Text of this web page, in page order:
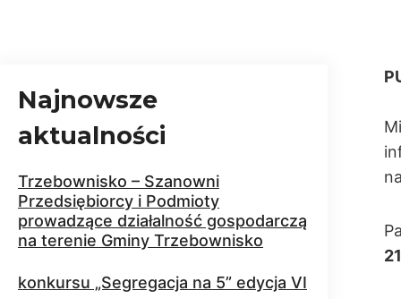
na
Najnowsze
aktualności
Trzebownisko – Szanowni
Przedsiębiorcy i Podmioty
prowadzące działalność gospodarczą
na terenie Gminy Trzebownisko
konkursu „Segregacja na 5” edycja VI